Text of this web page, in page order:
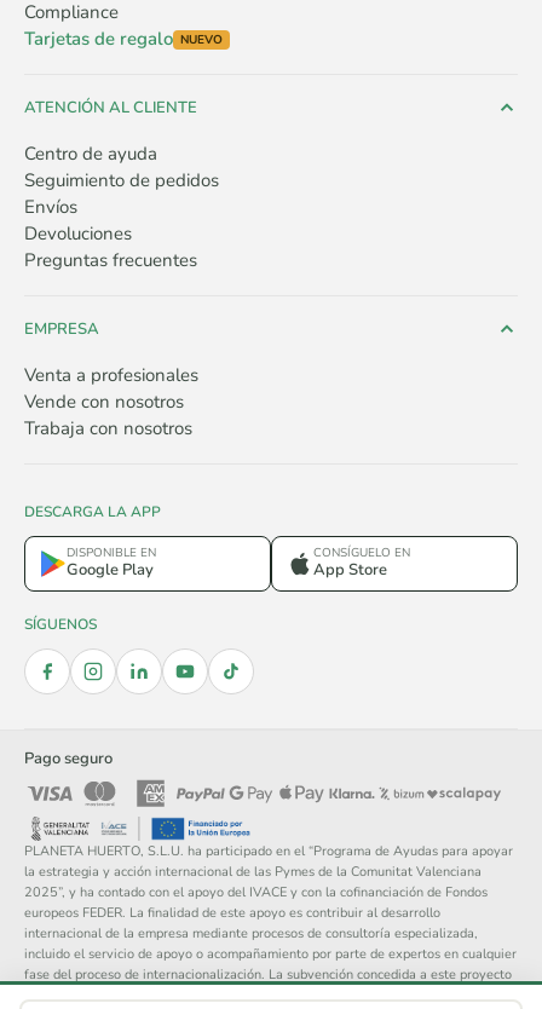
Compliance
Tarjetas de regalo NUEVO
ATENCIÓN AL CLIENTE
Centro de ayuda
Seguimiento de pedidos
Envíos
Devoluciones
Preguntas frecuentes
EMPRESA
Venta a profesionales
Vende con nosotros
Trabaja con nosotros
DESCARGA LA APP
DISPONIBLE EN
Google Play
CONSÍGUELO EN
App Store
SÍGUENOS
Pago seguro
PLANETA HUERTO, S.L.U. ha participado en el “Programa de Ayudas para apoyar
la estrategia y acción internacional de las Pymes de la Comunitat Valenciana
2025”, y ha contado con el apoyo del IVACE y con la cofinanciación de Fondos
europeos FEDER. La finalidad de este apoyo es contribuir al desarrollo
internacional de la empresa mediante procesos de consultoría especializada,
incluido el servicio de apoyo o acompañamiento por parte de expertos en cualquier
fase del proceso de internacionalización. La subvención concedida a este proyecto
asciende a 14.148 €.